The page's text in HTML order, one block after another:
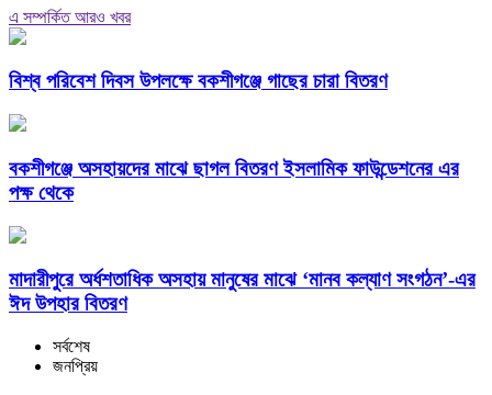
এ সম্পর্কিত আরও খবর
বিশ্ব পরিবেশ দিবস উপলক্ষে বকশীগঞ্জে গাছের চারা বিতরণ
বকশীগঞ্জে অসহায়দের মাঝে ছাগল বিতরণ ইসলামিক ফাউন্ডেশনের এর
পক্ষ থেকে
মাদারীপুরে অর্ধশতাধিক অসহায় মানুষের মাঝে ‘মানব কল্যাণ সংগঠন’-এর
ঈদ উপহার বিতরণ
সর্বশেষ
জনপ্রিয়